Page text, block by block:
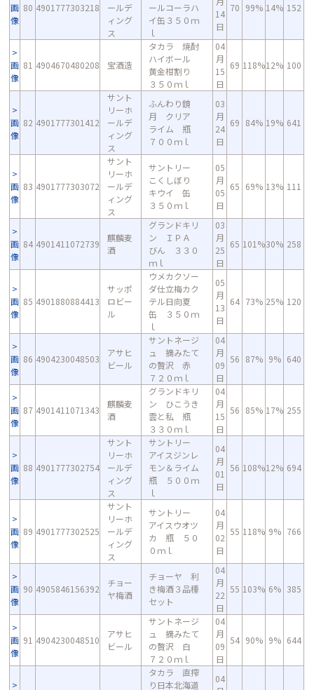
画
像
80 4901777303218
ールデ
ィング
ス
ールコーラハ
イ缶３５０ｍ
ｌ
14
日
70 99% 14% 152
画
像
81 4904670480208 宝酒造
タカラ 焼酎
ハイボール
黄金柑割り
３５０ｍｌ
04
月
15
日
69 118%12% 100
画
像
82 4901777301412
サント
リーホ
ールデ
ィング
ス
ふんわり鏡
月 クリア
ライム 瓶
７００ｍｌ
03
月
24
日
69 84% 19% 641
画
像
83 4901777303072
サント
リーホ
ールデ
ィング
ス
サントリー
こくしぼり
キウイ 缶
３５０ｍｌ
05
月
05
日
65 69% 13% 111
画
像
84 4901411072739
麒麟麦
酒
グランドキリ
ン ＩＰＡ
びん ３３０
ｍｌ
03
月
25
日
65 101%30% 258
画
像
85 4901880884413
サッポ
ロビー
ル
ウメカクソー
ダ仕立梅カク
テル日向夏
缶 ３５０ｍ
ｌ
05
月
13
日
64 73% 25% 120
画
像
86 4904230048503
アサヒ
ビール
サントネージ
ュ 摘みたて
の贅沢 赤
７２０ｍｌ
04
月
09
日
56 87% 9% 640
画
像
87 4901411071343
麒麟麦
酒
グランドキリ
ン ひこうき
雲と私 瓶
３３０ｍｌ
04
月
15
日
56 85% 17% 255
画
像
88 4901777302754
サント
リーホ
ールデ
ィング
ス
サントリー
アイスジンレ
モン＆ライム
瓶 ５００ｍ
ｌ
04
月
01
日
56 108%12% 694
画
像
89 4901777302525
サント
リーホ
ールデ
ィング
ス
サントリー
アイスウオツ
カ 瓶 ５０
０ｍｌ
04
月
02
日
55 118% 9% 766
画
像
90 4905846156392
チョー
ヤ梅酒
チョーヤ 利
き梅酒３品種
セット
04
月
22
日
55 103% 6% 385
画
像
91 4904230048510
アサヒ
ビール
サントネージ
ュ 摘みたて
の贅沢 白
７２０ｍｌ
04
月
09
日
54 90% 9% 644
タカラ 直搾
り日本北海道
04